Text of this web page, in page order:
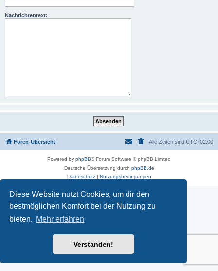
Diese Website nutzt Cookies, um dir den
bestmöglichen Komfort bei der Nutzung zu
bieten. Mehr erfahren
Verstanden!
Nachrichtentext:
Foren-Übersicht Alle Zeiten sind UTC+02:00
Powered by phpBB® Forum Software © phpBB Limited
Deutsche Übersetzung durch phpBB.de
Datenschutz| Nutzungsbedingungen